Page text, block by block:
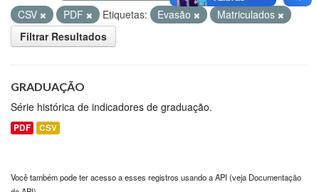
CSV
PDF Etiquetas: Evasão
Matriculados
Filtrar Resultados
GRADUAÇÃO
Série histórica de indicadores de graduação.
PDF CSV
Você também pode ter acesso a esses registros usando aAPI(veja Documentação